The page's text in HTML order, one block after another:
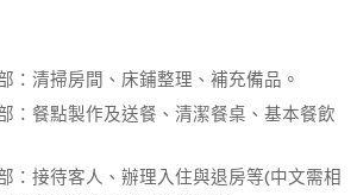
：清掃房間、床鋪整理、補充備品。
：餐點製作及送餐、清潔餐桌、基本餐飲
：接待客人、辦理入住與退房等(中文需相